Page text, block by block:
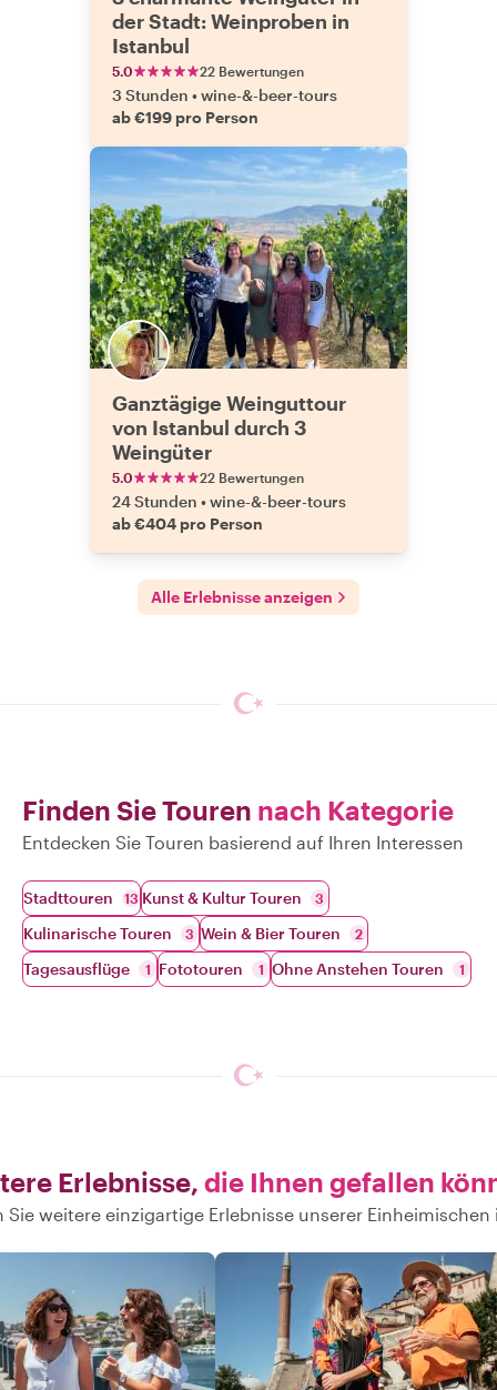
der Stadt: Weinproben in
Istanbul
5.0 22 Bewertungen
3 Stunden •wine-&-beer-tours
ab €199 pro Person
Ganztägige Weinguttour
von Istanbul durch 3
Weingüter
5.0 22 Bewertungen
24 Stunden •wine-&-beer-tours
ab €404 pro Person
Alle Erlebnisse anzeigen
Finden Sie Touren nach Kategorie
Entdecken Sie Touren basierend auf Ihren Interessen
Stadttouren 13 Kunst & Kultur Touren 3
Kulinarische Touren 3 Wein & Bier Touren 2
Tagesausflüge 1 Fototouren 1 Ohne Anstehen Touren 1
Erlebnisse, die Ihnen gefallen
Sie weitere einzigartige Erlebnisse unserer Einheimischen